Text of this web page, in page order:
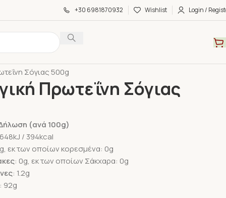
+30 6981870932 Wishlist Login /
Σόγιας 500g
Πρωτεΐνη Σόγιας
(ανά 100g)
/ 394kcal
εκ των οποίων κορεσμένα: 0g
: 0g, εκ των οποίων Σάκχαρα: 0g
: 1.2g
: 92g